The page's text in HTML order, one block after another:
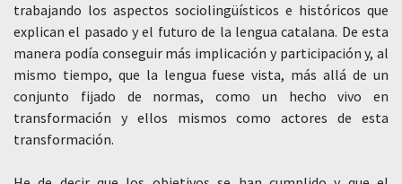
trabajando los aspectos sociolingüísticos e históricos que
explican el pasado y el futuro de la lengua catalana. De esta
manera podía conseguir más implicación y participación y, al
mismo tiempo, que la lengua fuese vista, más allá de un
conjunto fijado de normas, como un hecho vivo en
transformación y ellos mismos como actores de esta
transformación.